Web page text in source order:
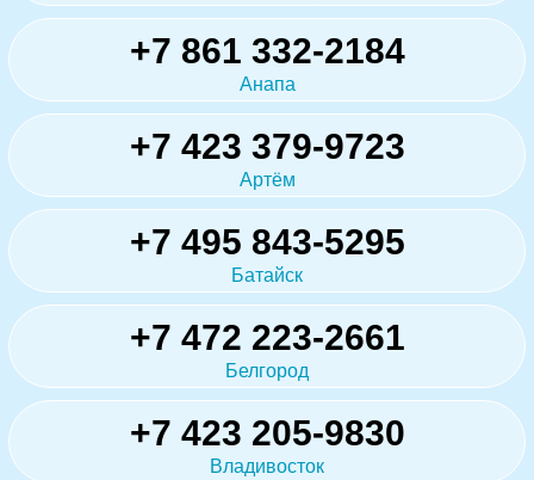
+7 861 332-2184
Анапа
+7 423 379-9723
Артём
+7 495 843-5295
Батайск
+7 472 223-2661
Белгород
+7 423 205-9830
Владивосток